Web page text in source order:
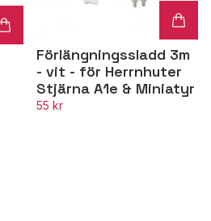
Förlängningssladd 3m
- vit - för Herrnhuter
Stjärna A1e & Miniatyr
55 kr